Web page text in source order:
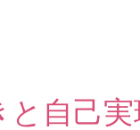
と自己